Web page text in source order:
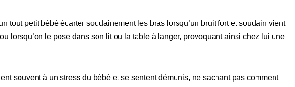
tout petit bébé écarter soudainement les bras lorsqu’un bruit fort et soudain vient
lorsqu’on le pose dans son lit ou la table à langer, provoquant ainsi chez lui une
souvent à un stress du bébé et se sentent démunis, ne sachant pas comment